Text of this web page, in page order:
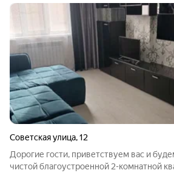
Советская улица,12
Дорогие гости, приветствуем вас и
чистой благоустроенной 2-комнатной